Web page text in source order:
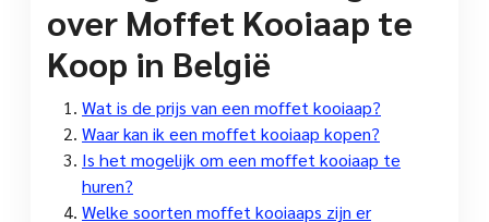
over Moffet Kooiaap te
Koop in België
Wat is de prijs van een moffet kooiaap?
Waar kan ik een moffet kooiaap kopen?
Is het mogelijk om een moffet kooiaap te
huren?
Welke soorten moffet kooiaaps zijn er